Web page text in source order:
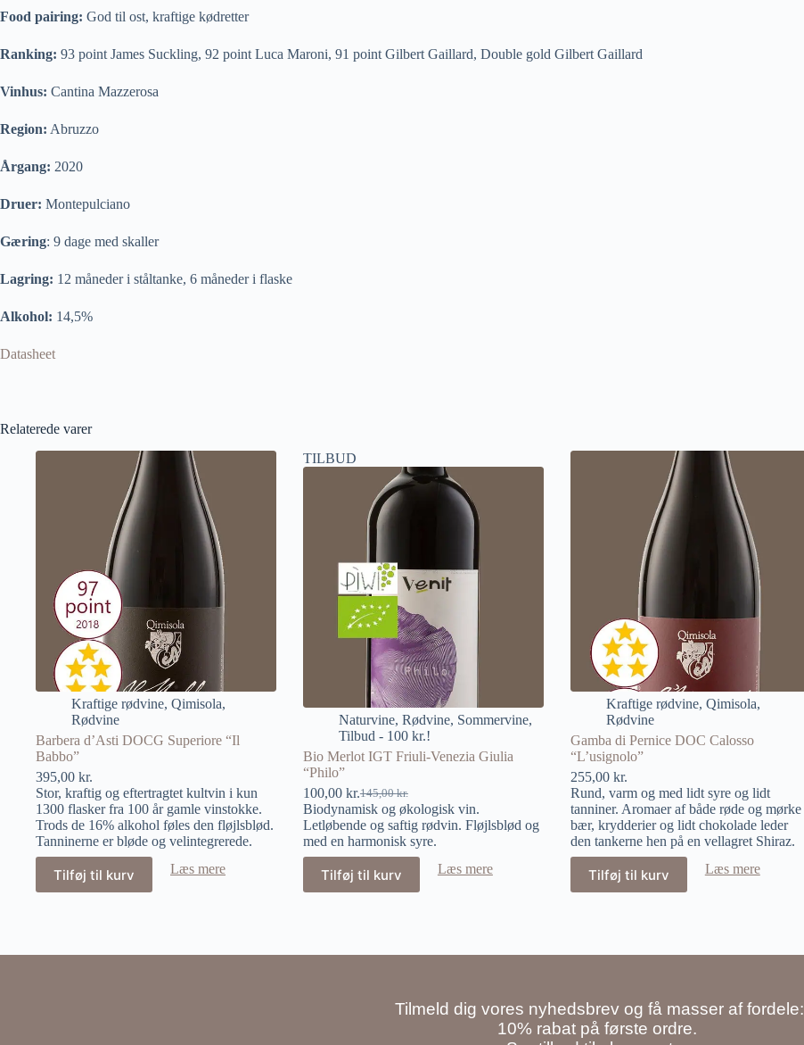
Food pairing: God til ost, kraftige kødretter
Ranking: 93 point James Suckling, 92 point Luca Maroni, 91 point Gilbert Gaillard, Double gold Gilbert Gaillard
Vinhus: Cantina Mazzerosa
Region: Abruzzo
Årgang: 2020
Druer: Montepulciano
Gæring: 9 dage med skaller
Lagring: 12 måneder i ståltanke, 6 måneder i flaske
Alkohol: 14,5%
Datasheet
Relaterede varer
Kraftige rødvine, Qimisola,
Rødvine
Barbera d’Asti DOCG Superiore “Il
Babbo”
395,00 kr.
Stor, kraftig og eftertragtet kultvin i kun
1300 flasker fra 100 år gamle vinstokke.
Trods de 16% alkohol føles den fløjlsblød.
Tanninerne er bløde og velintegrerede.
Tilføj til kurv Læs mere
TILBUD
Naturvine, Rødvine, Sommervine,
Tilbud - 100 kr.!
Bio Merlot IGT Friuli-Venezia Giulia
“Philo”
145,00kr.
100,00 kr.
Biodynamisk og økologisk vin.
Letløbende og saftig rødvin. Fløjlsblød og
med en harmonisk syre.
Tilføj til kurv Læs mere
Kraftige rødvine, Qimisola,
Rødvine
Gamba di Pernice DOC Calosso
“L’usignolo”
255,00 kr.
Rund, varm og med lidt syre og lidt
tanniner. Aromaer af både røde og mørke
bær, krydderier og lidt chokolade leder
den tankerne hen på en vellagret Shiraz.
Tilføj til kurv Læs mere
Tilmeld dig vores nyhedsbrev og få masser af fordele:
10% rabat på første ordre.